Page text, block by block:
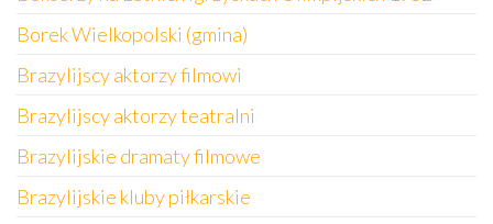
Borek Wielkopolski (gmina)
Brazylijscy aktorzy filmowi
Brazylijscy aktorzy teatralni
Brazylijskie dramaty filmowe
Brazylijskie kluby piłkarskie